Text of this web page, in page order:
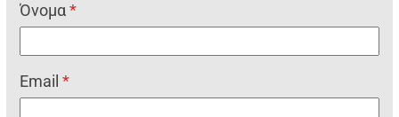
Όνομα*
Email*